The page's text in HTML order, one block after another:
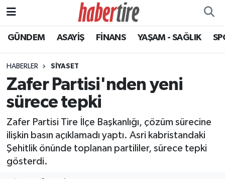
GÜNDEM ASAYİŞ FİNANS YAŞAM - SAĞLIK
HABERLER SİYASET
Zafer Partisi'nden yeni
sürece tepki
Zafer Partisi Tire İlçe Başkanlığı, çözüm sürecine
ilişkin basın açıklamadı yaptı. Asri kabristandaki
Şehitlik önünde toplanan partililer, sürece tepki
gösterdi.
Tire Nöbetçi Eczaneler
Tire Hava Durumu
Tire Trafik Yoğunluk Haritası
Süper Lig Puan Durumu ve Fikstür
Tüm Manşetler
Son Dakika Haberleri